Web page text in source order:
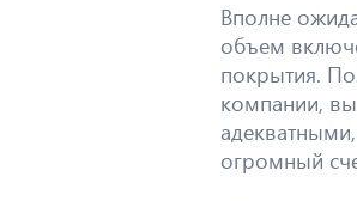
Вполне
объем
покрытия.
компании,
огромный